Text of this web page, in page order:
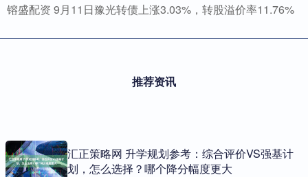
镕盛配资 9月11日豫光转债上涨3.03%，转股溢价率11.76%
推荐资讯
汇正策略网 升学规划参考：综合评价VS强基计
划，怎么选择？哪个降分幅度更大